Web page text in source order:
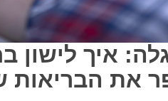
איך לישון
את הבריאות